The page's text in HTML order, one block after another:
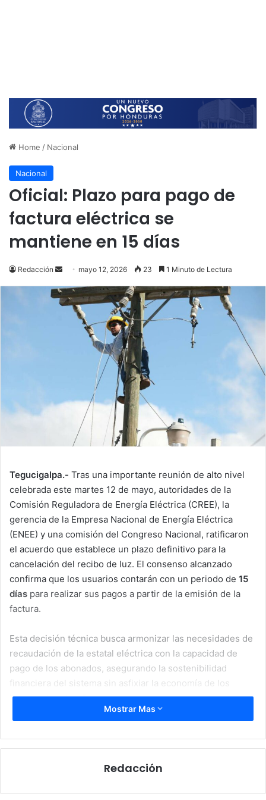
Home / Nacional
Nacional
Oficial: Plazo para pago de
factura eléctrica se
mantiene en 15 días
Redacción
Send
email
mayo 12, 2026 23 1 Minuto de Lectura
Tegucigalpa.- Tras una importante reunión de alto nivel
celebrada este martes 12 de mayo, autoridades de la
Comisión Reguladora de Energía Eléctrica (CREE), la
gerencia de la Empresa Nacional de Energía Eléctrica
(ENEE) y una comisión del Congreso Nacional, ratificaron
el acuerdo que establece un plazo definitivo para la
cancelación del recibo de luz. El consenso alcanzado
confirma que los usuarios contarán con un periodo de 15
días para realizar sus pagos a partir de la emisión de la
factura.
Esta decisión técnica busca armonizar las necesidades de
recaudación de la estatal eléctrica con la capacidad de
pago de los abonados, asegurando la sostenibilidad
financiera del sistema sin asfixiar la economía de los
hogares hondureños.
Mostrar Mas
Redacción